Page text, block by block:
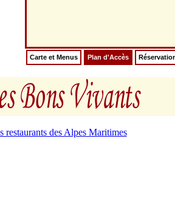
Carte et Menus Plan d'Accès
restaurants des Alpes Maritimes